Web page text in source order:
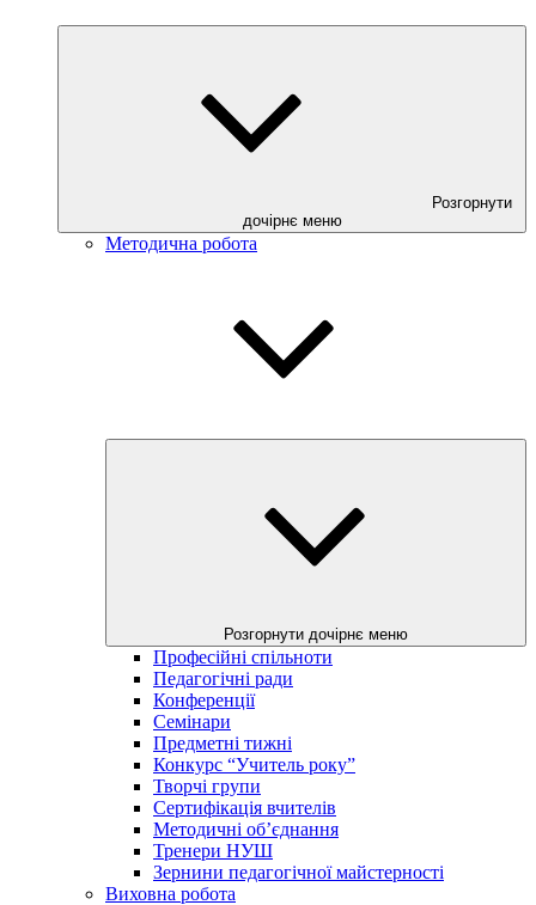
Розгорнути
дочірнє меню
Методична робота
Розгорнути дочірнє меню
Професійні спільноти
Педагогічні ради
Конференції
Семінари
Предметні тижні
Конкурс “Учитель року”
Творчі групи
Сертифікація вчителів
Методичні об’єднання
Тренери НУШ
Зернини педагогічної майстерності
Виховна робота